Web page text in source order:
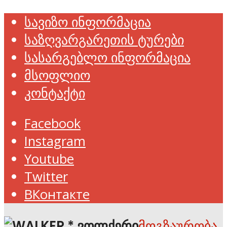
სავიზო ინფორმაცია
საზღვარგარეთის ტურები
სასარგებლო ინფორმაცია
მსოფლიო
კონტაქტი
Facebook
Instagram
Youtube
Twitter
ВКонтакте